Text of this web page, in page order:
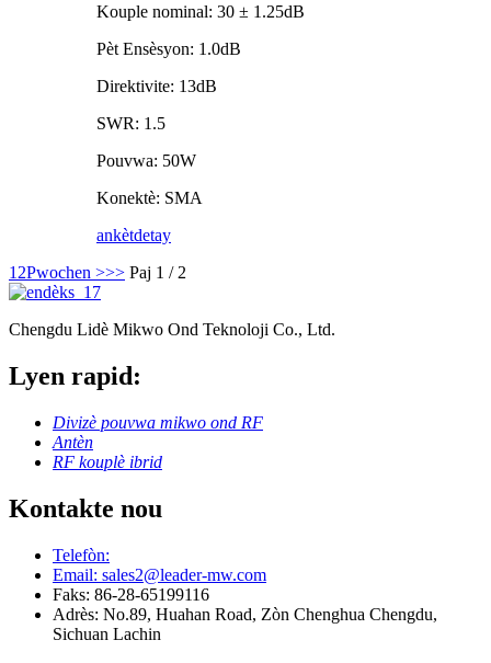
Kouple nominal: 30 ± 1.25dB
Pèt Ensèsyon: 1.0dB
Direktivite: 13dB
SWR: 1.5
Pouvwa: 50W
Konektè: SMA
ankètdetay
1 2Pwochen >>> Paj 1 / 2
Chengdu Lidè Mikwo Ond Teknoloji Co., Ltd.
Lyen rapid:
Divizè pouvwa mikwo ond RF
Antèn
RF kouplè ibrid
Kontakte nou
Telefòn:
Email: sales2@leader-mw.com
Faks: 86-28-65199116
Adrès: No.89, Huahan Road, Zòn Chenghua Chengdu,
Sichuan Lachin